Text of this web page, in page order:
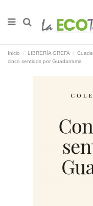
Inicio LIBRERÍA GREFA
cinco sentidos por Guadarrama